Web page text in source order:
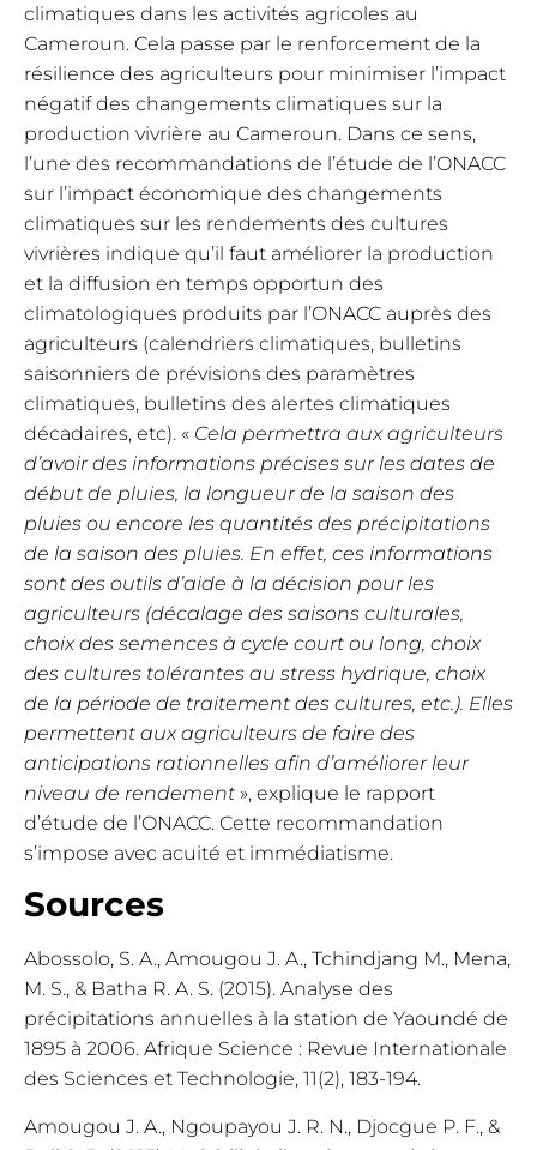
climatiques dans les activités agricoles au
Cameroun. Cela passe par le renforcement de la
résilience des agriculteurs pour minimiser l’impact
négatif des changements climatiques sur la
production vivrière au Cameroun. Dans ce sens,
l’une des recommandations de l’étude de l’ONACC
sur l’impact économique des changements
climatiques sur les rendements des cultures
vivrières indique qu’il faut améliorer la production
et la diffusion en temps opportun des
climatologiques produits par l’ONACC auprès des
agriculteurs (calendriers climatiques, bulletins
saisonniers de prévisions des paramètres
climatiques, bulletins des alertes climatiques
décadaires, etc). « Cela permettra aux agriculteurs
d’avoir des informations précises sur les dates de
début de pluies, la longueur de la saison des
pluies ou encore les quantités des précipitations
de la saison des pluies. En effet, ces informations
sont des outils d’aide à la décision pour les
agriculteurs (décalage des saisons culturales,
choix des semences à cycle court ou long, choix
des cultures tolérantes au stress hydrique, choix
de la période de traitement des cultures, etc.). Elles
permettent aux agriculteurs de faire des
anticipations rationnelles afin d’améliorer leur
niveau de rendement », explique le rapport
d’étude de l’ONACC. Cette recommandation
s’impose avec acuité et immédiatisme.
Sources
Abossolo, S. A., Amougou J. A., Tchindjang M., Mena,
M. S., & Batha R. A. S. (2015). Analyse des
précipitations annuelles à la station de Yaoundé de
1895 à 2006. Afrique Science : Revue Internationale
des Sciences et Technologie, 11(2), 183-194.
Amougou J. A., Ngoupayou J. R. N., Djocgue P. F., &